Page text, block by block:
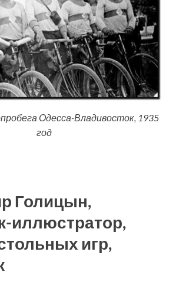
Одесса-Владивосток, 1935
год
Голицын,
иллюстратор,
игр,